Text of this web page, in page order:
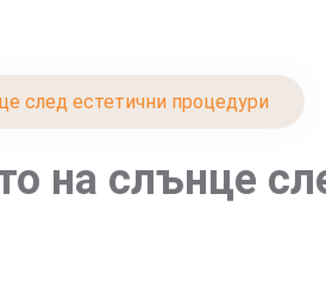
след естетични процедури
на слънце